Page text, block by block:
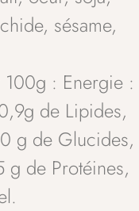
sésame,
: Energie :
de Lipides,
g de Glucides,
de Protéines,